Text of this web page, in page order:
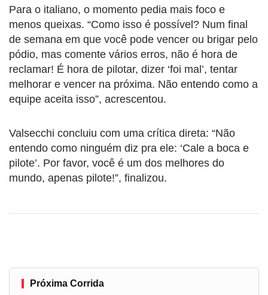
Para o italiano, o momento pedia mais foco e
menos queixas. “Como isso é possível? Num final
de semana em que você pode vencer ou brigar pelo
pódio, mas comente vários erros, não é hora de
reclamar! É hora de pilotar, dizer ‘foi mal’, tentar
melhorar e vencer na próxima. Não entendo como a
equipe aceita isso”, acrescentou.
Valsecchi concluiu com uma crítica direta: “Não
entendo como ninguém diz pra ele: ‘Cale a boca e
pilote’. Por favor, você é um dos melhores do
mundo, apenas pilote!”, finalizou.
Próxima Corrida